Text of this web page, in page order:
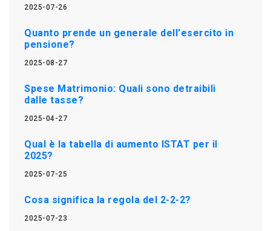
2025-07-26
Quanto prende un generale dell'esercito in
pensione?
2025-08-27
Spese Matrimonio: Quali sono detraibili
dalle tasse?
2025-04-27
Qual è la tabella di aumento ISTAT per il
2025?
2025-07-25
Cosa significa la regola del 2-2-2?
2025-07-23